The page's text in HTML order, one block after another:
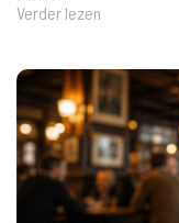
Verder lezen